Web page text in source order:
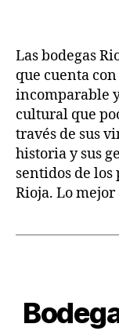
Las bodegas
que cuenta
incomparable
cultural que
través de sus
historia y sus
sentidos de los
Rioja. Lo